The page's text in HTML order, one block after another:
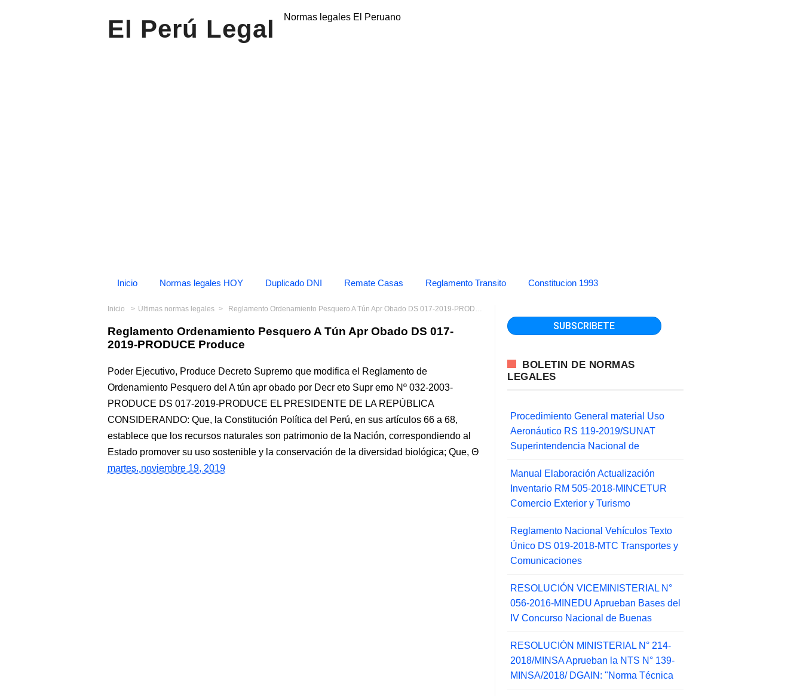
El Perú Legal Normas legales El Peruano
Inicio Normas legales HOY Duplicado DNI Remate Casas Reglamento Transito Constitucion 1993
Inicio Últimas normas legales Reglamento Ordenamiento Pesquero A Tún Apr Obado DS 017-2019-PRODUCE Produce
Reglamento Ordenamiento Pesquero A Tún Apr Obado DS 017-
2019-PRODUCE Produce
Poder Ejecutivo, Produce Decreto Supremo que modifica el Reglamento de
Ordenamiento Pesquero del A tún apr obado por Decr eto Supr emo Nº 032-2003-
PRODUCE DS 017-2019-PRODUCE EL PRESIDENTE DE LA REPÚBLICA
CONSIDERANDO: Que, la Constitución Política del Perú, en sus artículos 66 a 68,
establece que los recursos naturales son patrimonio de la Nación, correspondiendo al
Estado promover su uso sostenible y la conservación de la diversidad biológica; Que,
martes, noviembre 19, 2019
BOLETIN DE NORMAS
LEGALES
Procedimiento General material Uso
Aeronáutico RS 119-2019/SUNAT
Superintendencia Nacional de
Manual Elaboración Actualización
Inventario RM 505-2018-MINCETUR
Comercio Exterior y Turismo
Reglamento Nacional Vehículos Texto
Único DS 019-2018-MTC Transportes y
Comunicaciones
RESOLUCIÓN VICEMINISTERIAL N°
056-2016-MINEDU Aprueban Bases del
IV Concurso Nacional de Buenas
RESOLUCIÓN MINISTERIAL N° 214-
2018/MINSA Aprueban la NTS N° 139-
MINSA/2018/ DGAIN: "Norma Técnica